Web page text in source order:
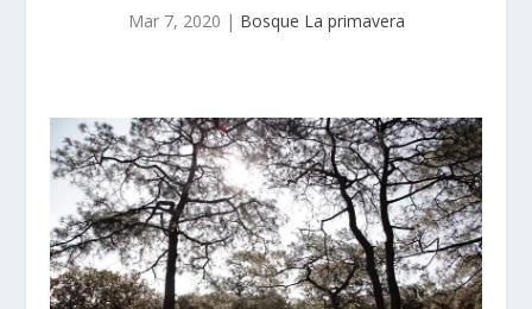
Mar 7, 2020 | Bosque La primavera